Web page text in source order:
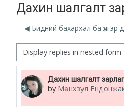
Moodle.com
жишээ 2
Moodle
Дахин шалгалт
◀︎ Бидний бахархал ба үлгэр
mode
Дахин шалгалт
by Мөнхзул
Number of replies: 0